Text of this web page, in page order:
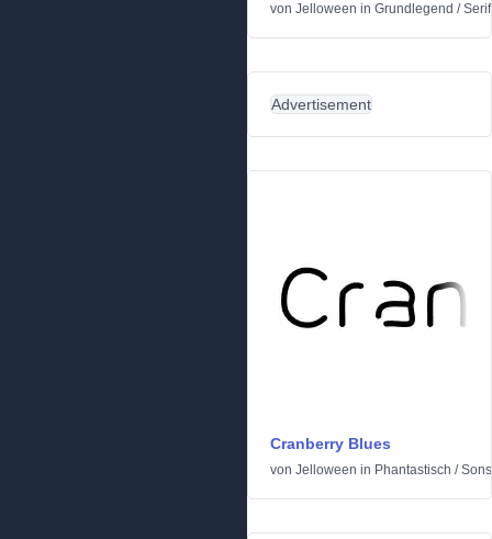
von Jelloween in Grundlegend /
Advertisement
Cranberry Blues
von Jelloween in Phantastisch /